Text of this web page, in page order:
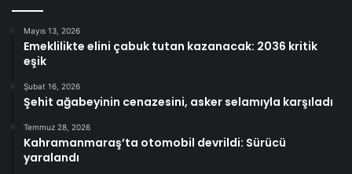
Mayıs 13, 2026
Emeklilikte elini çabuk tutan kazanacak: 2036 kritik
eşik
Şubat 16, 2026
Şehit ağabeyinin cenazesini, asker selamıyla karşıladı
Temmuz 28, 2026
Kahramanmaraş’ta otomobil devrildi: Sürücü
yaralandı